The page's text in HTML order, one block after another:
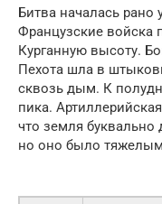
Битва началась рано
Французские войска
Курганную высоту.
Пехота шла в
сквозь дым. К
пика.
что земля буквально
но оно было тяжелым